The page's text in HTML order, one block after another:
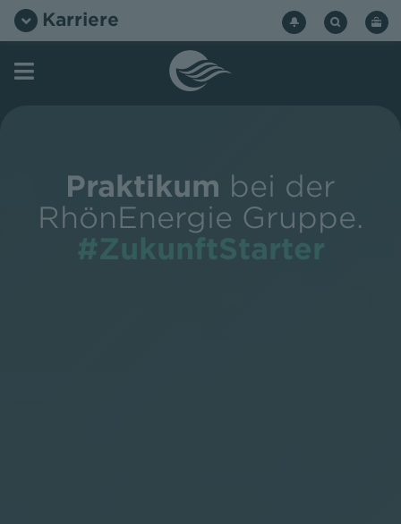
Zum
InhaltKarriere
Praktikum bei der
RhönEnergie Gruppe.
#ZukunftStarter